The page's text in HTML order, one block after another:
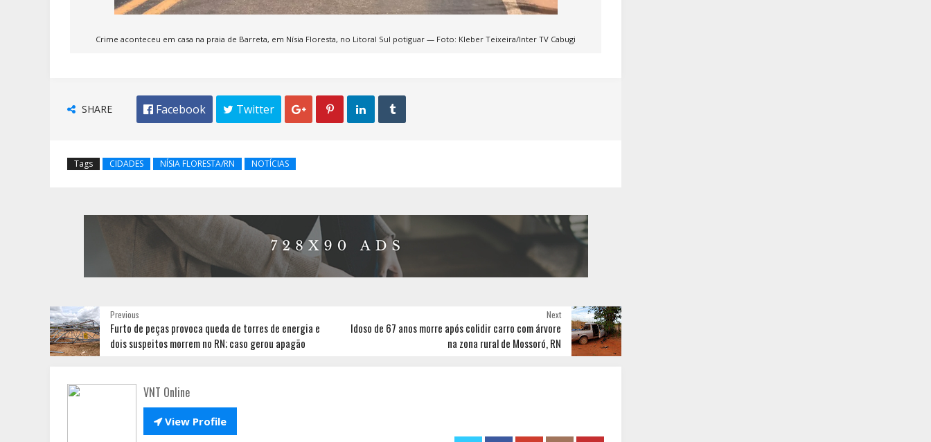
Crime aconteceu em casa na praia de Barreta, em Nísia Floresta, no Litoral Sul potiguar — Foto: Kleber Teixeira/Inter TV Cabugi
SHARE  Facebook  Twitter    
Tags CIDADES NÍSIA FLORESTA/RN NOTÍCIAS
Next
Idoso de 67 anos morre após colidir carro com árvore
na zona rural de Mossoró, RN
Previous
Furto de peças provoca queda de torres de energia e
dois suspeitos morrem no RN; caso gerou apagão
VNT Online
View Profile